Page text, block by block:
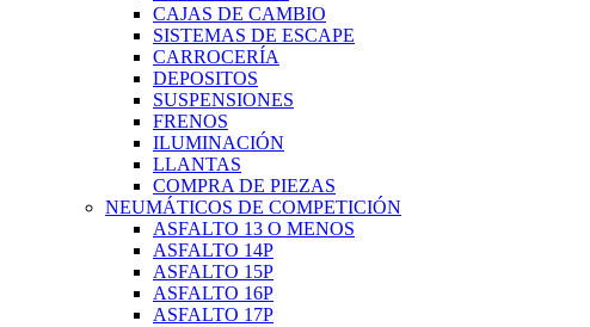
CAJAS DE CAMBIO
SISTEMAS DE ESCAPE
CARROCERÍA
DEPOSITOS
SUSPENSIONES
FRENOS
ILUMINACIÓN
LLANTAS
COMPRA DE PIEZAS
NEUMÁTICOS DE COMPETICIÓN
ASFALTO 13 O MENOS
ASFALTO 14P
ASFALTO 15P
ASFALTO 16P
ASFALTO 17P